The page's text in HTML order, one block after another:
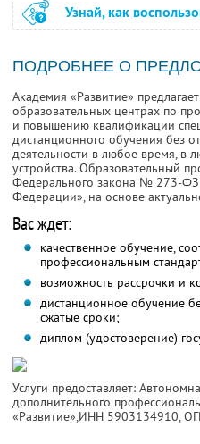
Узнай, как
ПОДРОБНЕЕ О
Академия «Развитие»
образовательных центрах по
и повышению квалификации
дистанционного обучения без
деятельности в любое время, в
устройства. Образовательный
Федерального закона № 273-ФЗ
Федерации», на основе
Вас ждет:
качественное обучение,
профессиональным
возможность рассрочки и
дистанционное обучение
сжатые сроки;
диплом (удостоверение)
Услуги предоставляет:
дополнительного
«Развитие»,ИНН 5903134910,